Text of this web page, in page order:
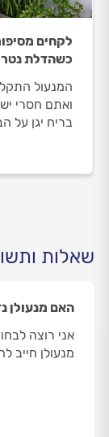
לקחים
כשהדלת
המנעול
ואתם חסרי
בריח יגן על
אם נתקלים
וותיקים
שאלות
האם מנעולן
אני רוצה
מנעולן חייב